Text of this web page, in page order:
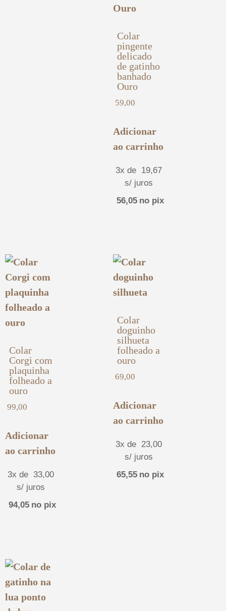
Colar
pingente
delicado
de gatinho
banhado
Ouro
59,00
Adicionar
ao carrinho
3x de 19,67
s/ juros
56,05 no pix
Colar
Corgi com
plaquinha
folheado a
ouro
99,00
Adicionar
ao carrinho
3x de 33,00
s/ juros
94,05 no pix
Colar
doguinho
silhueta
folheado a
ouro
69,00
Adicionar
ao carrinho
3x de 23,00
s/ juros
65,55 no pix